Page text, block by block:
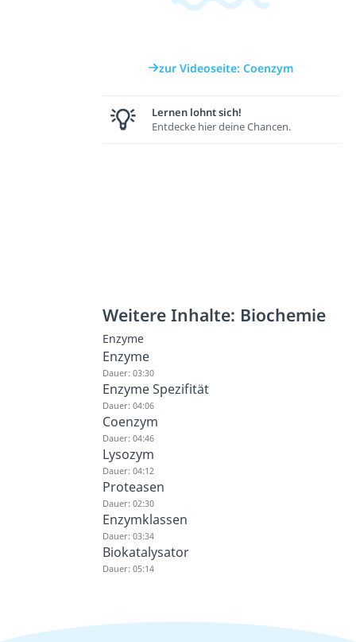
zur Videoseite: Coenzym
Lernen lohnt sich!
Entdecke hier deine Chancen.
Weitere Inhalte: Biochemie
Enzyme
Enzyme
Dauer: 03:30
Enzyme Spezifität
Dauer: 04:06
Coenzym
Dauer: 04:46
Lysozym
Dauer: 04:12
Proteasen
Dauer: 02:30
Enzymklassen
Dauer: 03:34
Biokatalysator
Dauer: 05:14